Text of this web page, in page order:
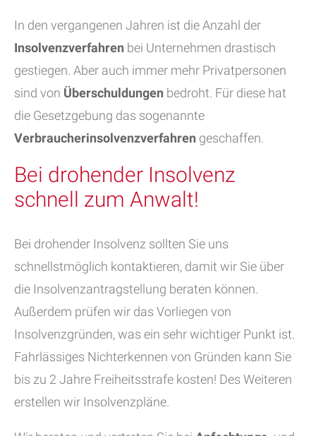
In den vergangenen Jahren ist die Anzahl der
Insolvenzverfahren bei Unternehmen drastisch
gestiegen. Aber auch immer mehr Privatpersonen
sind von Überschuldungen bedroht. Für diese hat
die Gesetzgebung das sogenannte
Verbraucherinsolvenzverfahren geschaffen.
Bei drohender Insolvenz
schnell zum Anwalt!
Bei drohender Insolvenz sollten Sie uns
schnellstmöglich kontaktieren, damit wir Sie über
die Insolvenzantragstellung beraten können.
Außerdem prüfen wir das Vorliegen von
Insolvenzgründen, was ein sehr wichtiger Punkt ist.
Fahrlässiges Nichterkennen von Gründen kann Sie
bis zu 2 Jahre Freiheitsstrafe kosten! Des Weiteren
erstellen wir Insolvenzpläne.